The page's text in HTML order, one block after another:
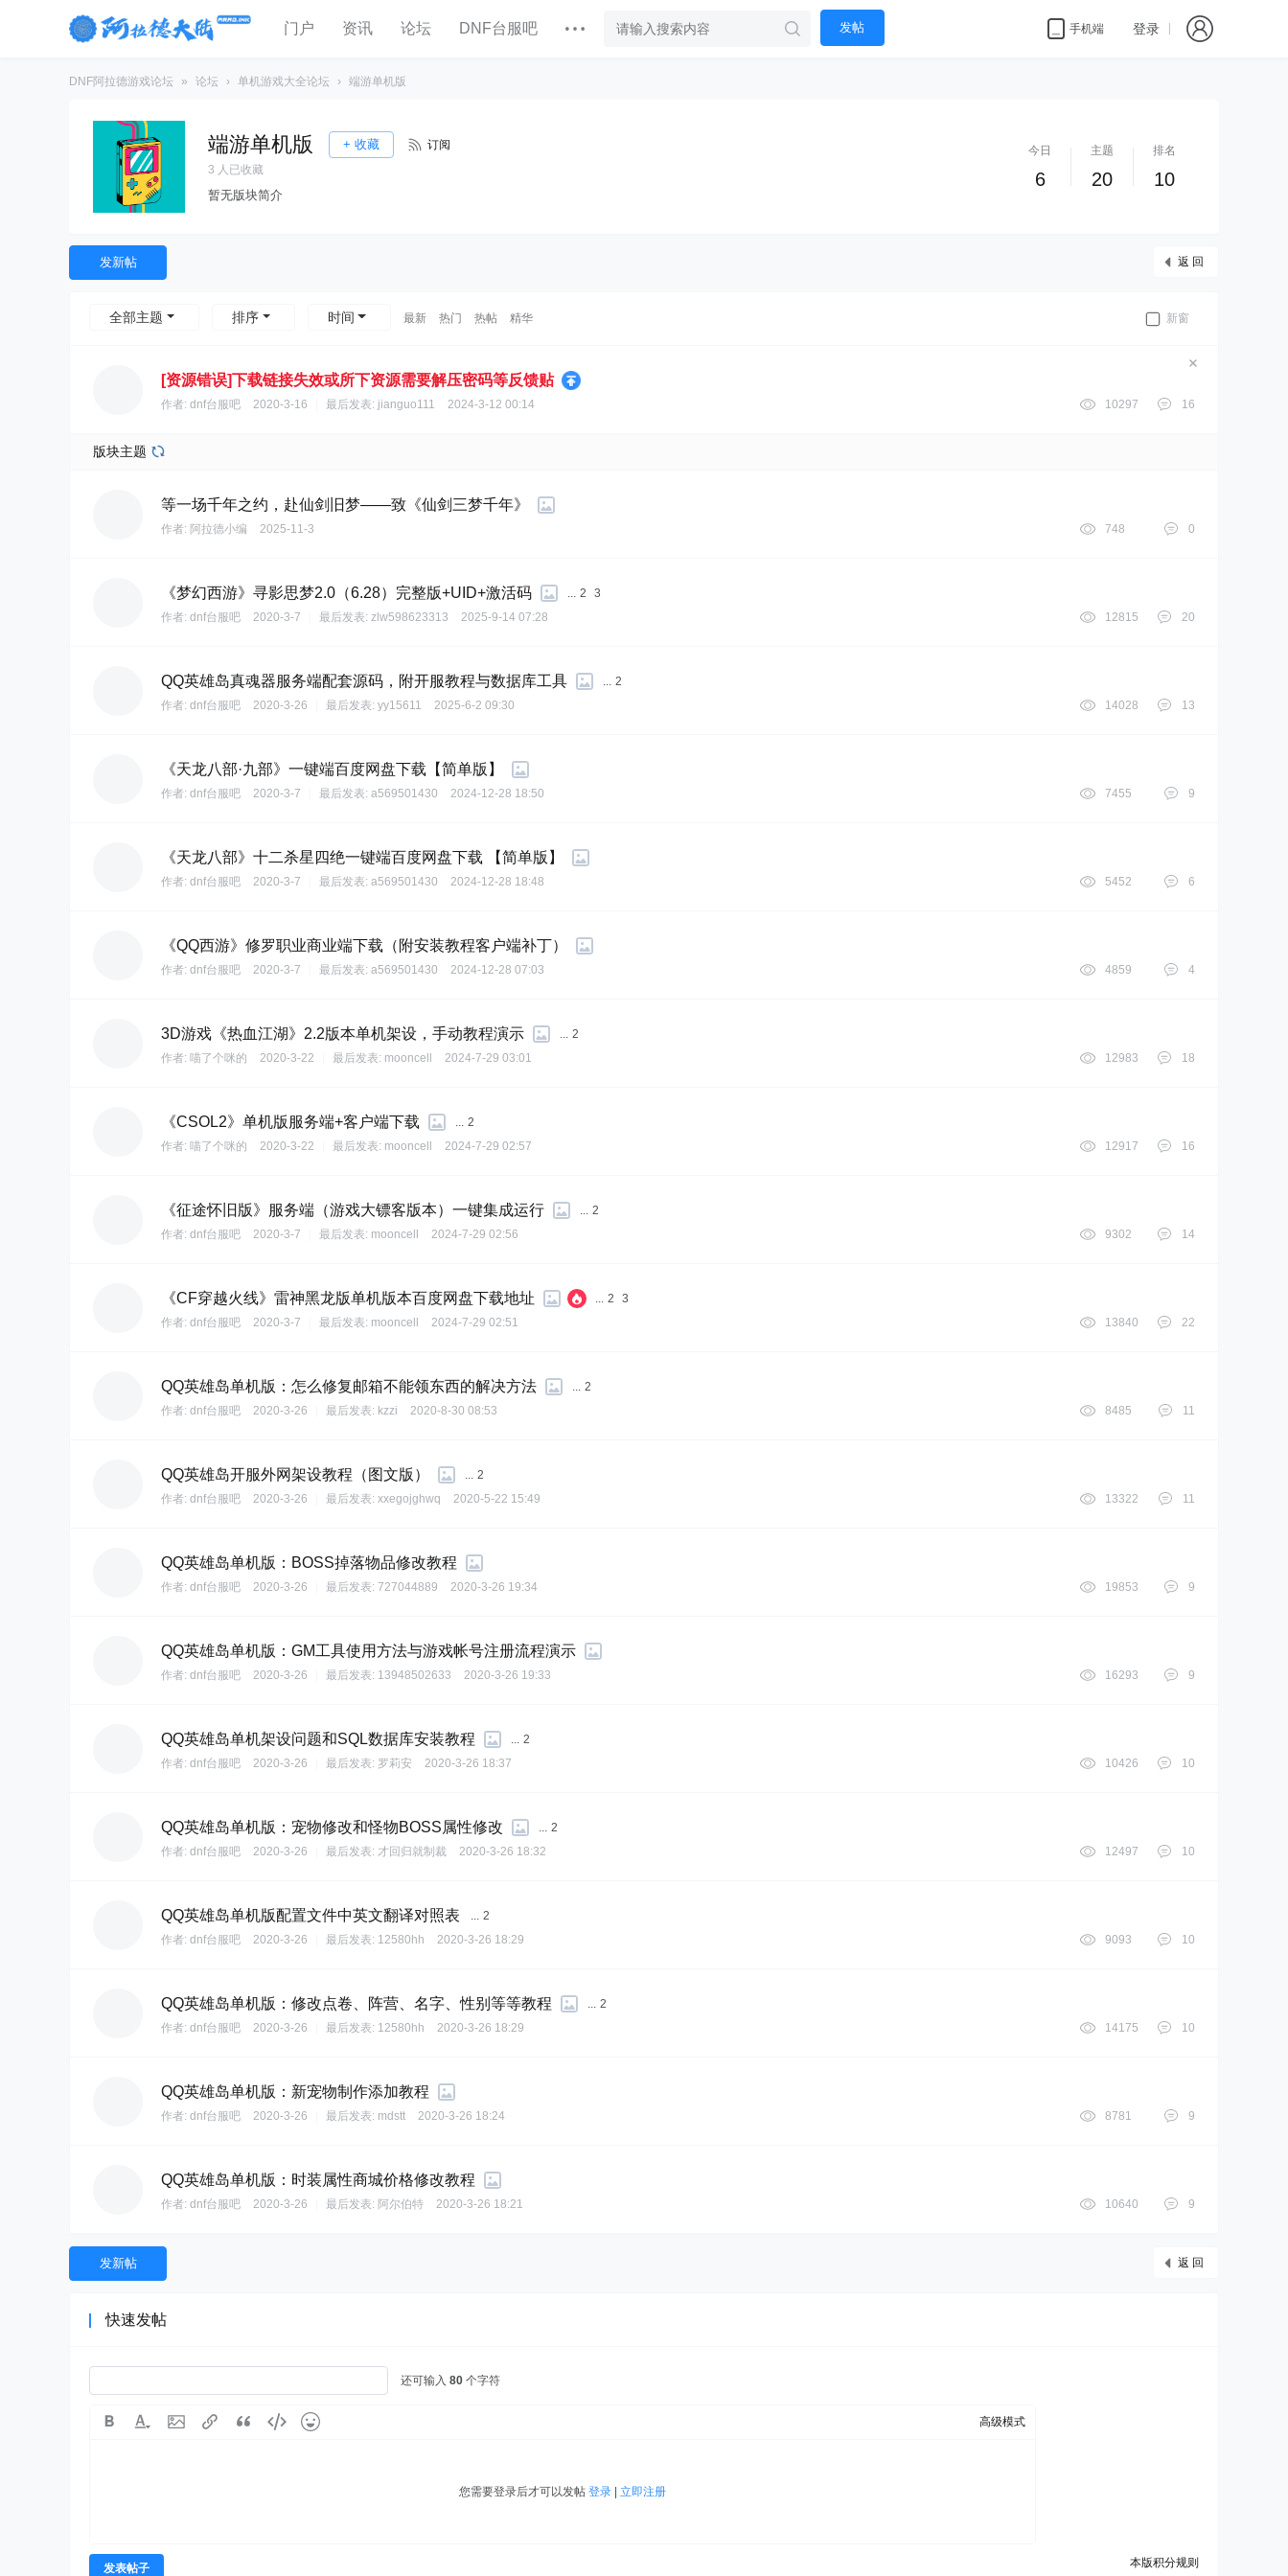
门户 资讯 论坛 DNF台服吧 发帖 手机端 登录
DNF阿拉德游戏论坛 » 论坛 › 单机游戏大全论坛 › 端游单机版
端游单机版 + 收藏
订阅
3 人已收藏
暂无版块简介
今日
6
主题
20
排名
10
返 回
发新帖
全部主题 排序 时间 最新 热门 热帖 精华 新窗
[资源错误]下载链接失效或所下资源需要解压密码等反馈贴
作者: dnf台服吧 2020-3-16 最后发表: jianguo111 2024-3-12 00:14 10297 16
版块主题
等一场千年之约，赴仙剑旧梦——致《仙剑三梦千年》
作者: 阿拉德小编 2025-11-3 748 0
《梦幻西游》寻影思梦2.0（6.28）完整版+UID+激活码 ... 2
3
作者: dnf台服吧 2020-3-7 最后发表: zlw598623313 2025-9-14 07:28 12815 20
QQ英雄岛真魂器服务端配套源码，附开服教程与数据库工具 ... 2
作者: dnf台服吧 2020-3-26 最后发表: yy15611 2025-6-2 09:30 14028 13
《天龙八部·九部》一键端百度网盘下载【简单版】
作者: dnf台服吧 2020-3-7 最后发表: a569501430 2024-12-28 18:50 7455 9
《天龙八部》十二杀星四绝一键端百度网盘下载 【简单版】
作者: dnf台服吧 2020-3-7 最后发表: a569501430 2024-12-28 18:48 5452 6
《QQ西游》修罗职业商业端下载（附安装教程客户端补丁）
作者: dnf台服吧 2020-3-7 最后发表: a569501430 2024-12-28 07:03 4859 4
3D游戏《热血江湖》2.2版本单机架设，手动教程演示 ... 2
作者: 喵了个咪的 2020-3-22 最后发表: mooncell 2024-7-29 03:01 12983 18
《CSOL2》单机版服务端+客户端下载 ... 2
作者: 喵了个咪的 2020-3-22 最后发表: mooncell 2024-7-29 02:57 12917 16
《征途怀旧版》服务端（游戏大镖客版本）一键集成运行 ... 2
作者: dnf台服吧 2020-3-7 最后发表: mooncell 2024-7-29 02:56 9302 14
《CF穿越火线》雷神黑龙版单机版本百度网盘下载地址 ... 2
3
作者: dnf台服吧 2020-3-7 最后发表: mooncell 2024-7-29 02:51 13840 22
QQ英雄岛单机版：怎么修复邮箱不能领东西的解决方法 ... 2
作者: dnf台服吧 2020-3-26 最后发表: kzzi 2020-8-30 08:53 8485 11
QQ英雄岛开服外网架设教程（图文版） ... 2
作者: dnf台服吧 2020-3-26 最后发表: xxegojghwq 2020-5-22 15:49 13322 11
QQ英雄岛单机版：BOSS掉落物品修改教程
作者: dnf台服吧 2020-3-26 最后发表: 727044889 2020-3-26 19:34 19853 9
QQ英雄岛单机版：GM工具使用方法与游戏帐号注册流程演示
作者: dnf台服吧 2020-3-26 最后发表: 13948502633 2020-3-26 19:33 16293 9
QQ英雄岛单机架设问题和SQL数据库安装教程 ... 2
作者: dnf台服吧 2020-3-26 最后发表: 罗莉安 2020-3-26 18:37 10426 10
QQ英雄岛单机版：宠物修改和怪物BOSS属性修改 ... 2
作者: dnf台服吧 2020-3-26 最后发表: 才回归就制裁 2020-3-26 18:32 12497 10
QQ英雄岛单机版配置文件中英文翻译对照表 ... 2
作者: dnf台服吧 2020-3-26 最后发表: 12580hh 2020-3-26 18:29 9093 10
QQ英雄岛单机版：修改点卷、阵营、名字、性别等等教程 ... 2
作者: dnf台服吧 2020-3-26 最后发表: 12580hh 2020-3-26 18:29 14175 10
QQ英雄岛单机版：新宠物制作添加教程
作者: dnf台服吧 2020-3-26 最后发表: mdstt 2020-3-26 18:24 8781 9
QQ英雄岛单机版：时装属性商城价格修改教程
作者: dnf台服吧 2020-3-26 最后发表: 阿尔伯特 2020-3-26 18:21 10640 9
返 回
发新帖
快速发帖
还可输入 80 个字符
高级模式
您需要登录后才可以发帖 登录 立即注册
本版积分规则
发表帖子